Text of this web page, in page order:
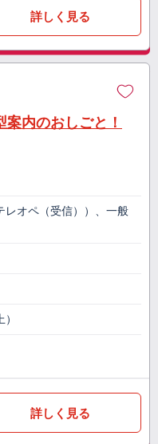
詳しく見る
案内のおしごと！
レオペ（受信））、一般
詳しく見る